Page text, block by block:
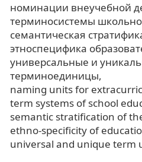
номинации внеучебной
терминосистемы
семантическая
этноспецифика
универсальные и
терминоединицы
naming units for
term systems of school
semantic stratification of
ethno-specificity of
universal and unique term